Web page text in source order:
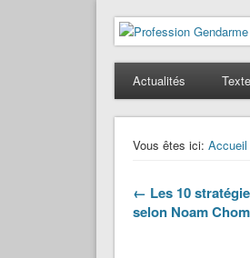
Le journal des
Actualités
Vous êtes ici: Accueil
← Les 10
selon Noam